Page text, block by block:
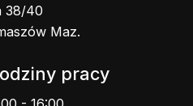
38/40
Maz.
pracy